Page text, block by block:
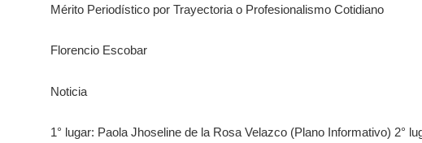
Mérito Periodístico por Trayectoria o Profesionalismo Cotidiano
Florencio Escobar
Noticia
1° lugar: Paola Jhoseline de la Rosa Velazco (Plano Informativo) 2°